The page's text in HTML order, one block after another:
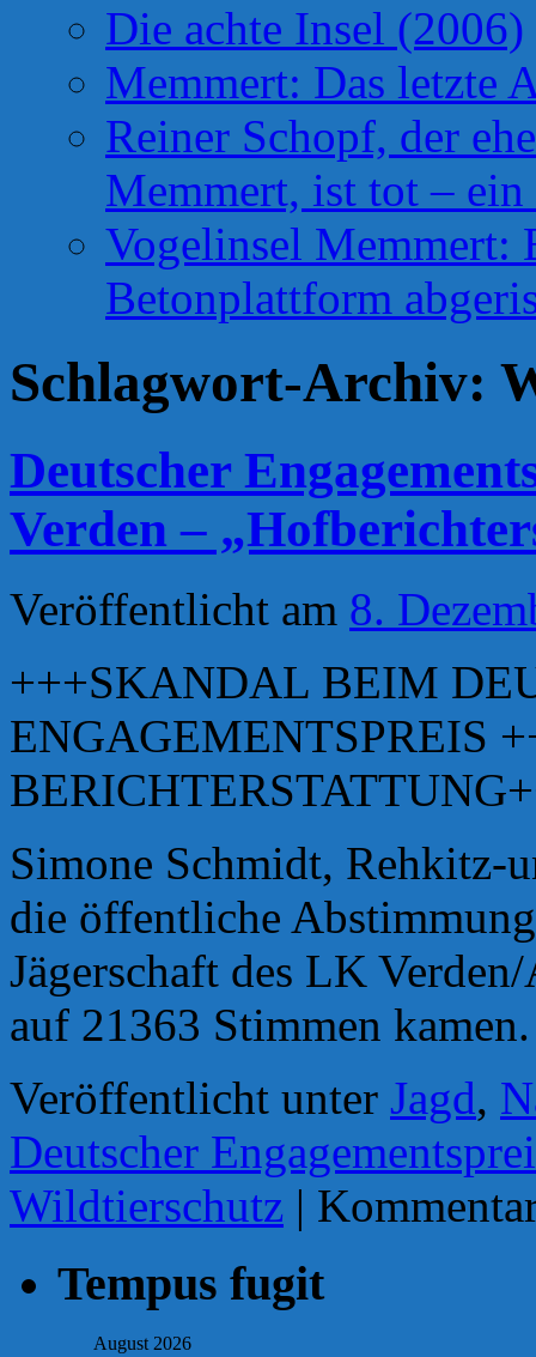
Die achte Insel (2006)
Memmert: Das letzte
Reiner Schopf, der
Memmert, ist tot –
Vogelinsel Memmert:
Betonplattform
Schlagwort-Archiv:
Deutscher
Verden –
Veröffentlicht am 8.
+++SKANDAL BEIM
ENGAGEMENTSPREIS
Simone Schmidt, Rehkitz-
die öffentliche
Jägerschaft des LK
auf 21363 Stimmen
Veröffentlicht unter Jagd,
Deutscher
Wildtierschutz |
Tempus fugit
August 2026